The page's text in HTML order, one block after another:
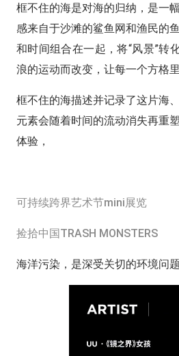
框不住的海是对海的归纳，是一
感来自于沙滩的鲨鱼网和渔民的
和时间组合在一起，将“风景”转
浪的运动而改变，让每一个方格
框不住的海描述并记录了这片海
元素会随着时间的流动消失再重
体验，
可持续跨界艺术节mini展览
捡拾中国TRASH MONSTERS
海洋污染，是深受关切的环境问题